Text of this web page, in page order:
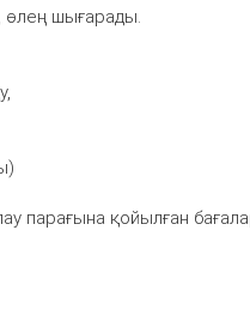
шығарады.
парағына қойылған